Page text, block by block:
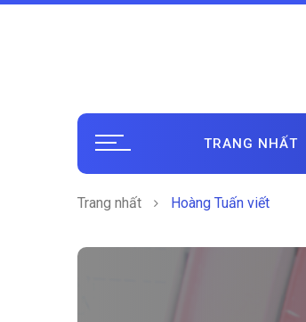
TRANG NHẤT
Trang nhất Hoàng Tuấn viết